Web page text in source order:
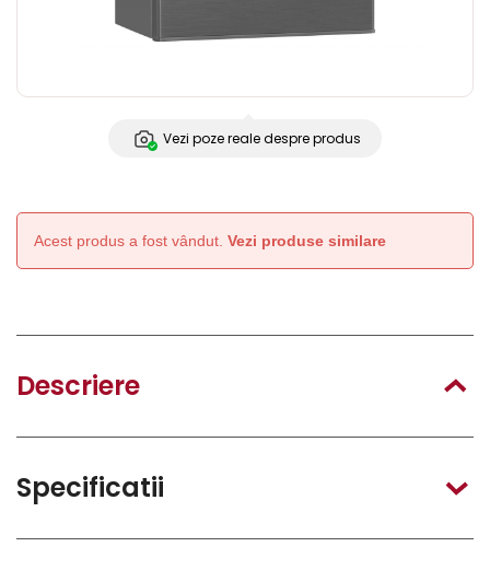
Vezi poze reale despre produs
Acest produs a fost vândut. Vezi produse similare
Descriere
Specificatii